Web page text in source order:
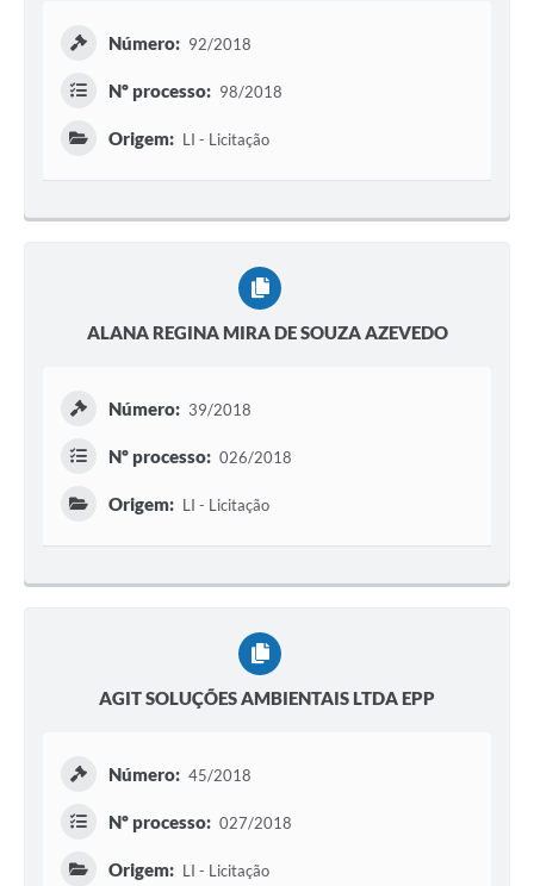
Número: 92/2018
Nº processo: 98/2018
Origem: LI - Licitação
ALANA REGINA MIRA DE SOUZA AZEVEDO
Número: 39/2018
Nº processo: 026/2018
Origem: LI - Licitação
AGIT SOLUÇÕES AMBIENTAIS LTDA EPP
Número: 45/2018
Nº processo: 027/2018
Origem: LI - Licitação